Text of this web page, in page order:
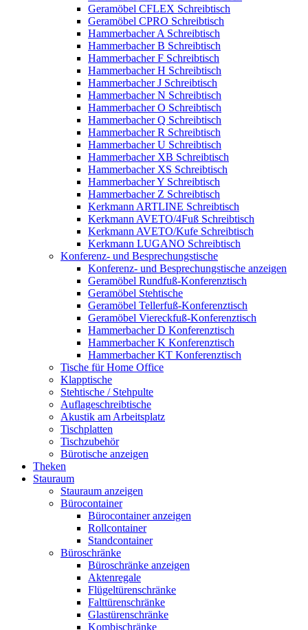
Geramöbel CFLEX Schreibtisch
Geramöbel CPRO Schreibtisch
Hammerbacher A Schreibtisch
Hammerbacher B Schreibtisch
Hammerbacher F Schreibtisch
Hammerbacher H Schreibtisch
Hammerbacher J Schreibtisch
Hammerbacher N Schreibtisch
Hammerbacher O Schreibtisch
Hammerbacher Q Schreibtisch
Hammerbacher R Schreibtisch
Hammerbacher U Schreibtisch
Hammerbacher XB Schreibtisch
Hammerbacher XS Schreibtisch
Hammerbacher Y Schreibtisch
Hammerbacher Z Schreibtisch
Kerkmann ARTLINE Schreibtisch
Kerkmann AVETO/4Fuß Schreibtisch
Kerkmann AVETO/Kufe Schreibtisch
Kerkmann LUGANO Schreibtisch
Konferenz- und Besprechungstische
Konferenz- und Besprechungstische anzeigen
Geramöbel Rundfuß-Konferenztisch
Geramöbel Stehtische
Geramöbel Tellerfuß-Konferenztisch
Geramöbel Viereckfuß-Konferenztisch
Hammerbacher D Konferenztisch
Hammerbacher K Konferenztisch
Hammerbacher KT Konferenztisch
Tische für Home Office
Klapptische
Stehtische / Stehpulte
Auflageschreibtische
Akustik am Arbeitsplatz
Tischplatten
Tischzubehör
Bürotische anzeigen
Theken
Stauraum
Stauraum anzeigen
Bürocontainer
Bürocontainer anzeigen
Rollcontainer
Standcontainer
Büroschränke
Büroschränke anzeigen
Aktenregale
Flügeltürenschränke
Falttürenschränke
Glastürenschränke
Kombischränke